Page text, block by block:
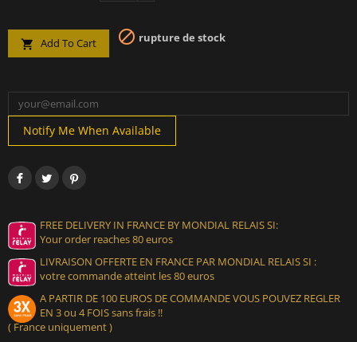
 Add To Cart  rupture de stock
Notify Me When Available
FREE DELIVERY IN FRANCE BY MONDIAL RELAIS SI:
Your order reaches 80 euros
LIVRAISON OFFERTE EN FRANCE PAR MONDIAL RELAIS SI :
votre commande atteint les 80 euros
A PARTIR DE 100 EUROS DE COMMANDE VOUS POUVEZ REGLER
EN 3 ou 4 FOIS sans frais !!
( France uniquement )